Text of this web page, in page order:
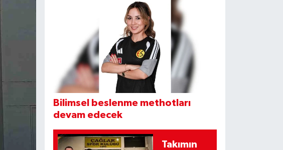
Bilimsel beslenme methotları
devam edecek
Takımın